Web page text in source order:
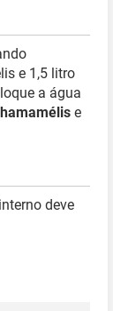
e 1,5 litro
a água
e
deve